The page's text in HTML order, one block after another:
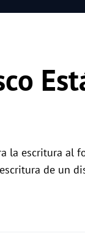
la escritura al
de un